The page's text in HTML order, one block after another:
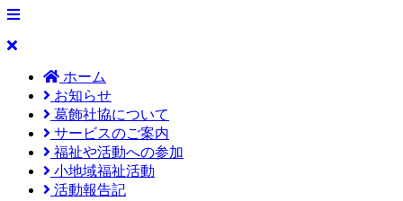
ホーム
お知らせ
葛飾社協について
サービスのご案内
福祉や活動への参加
小地域福祉活動
活動報告記